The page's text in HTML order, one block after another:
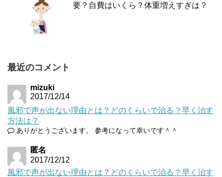
要？自費はいくら？体重増えすぎは？
最近のコメント
mizuki
2017/12/14
風邪で声が出ない理由とは？どのくらいで治る？早く治す
方法は？
ありがとうございます。 参考になって幸いです＾＾
匿名
2017/12/12
風邪で声が出ない理由とは？どのくらいで治る？早く治す